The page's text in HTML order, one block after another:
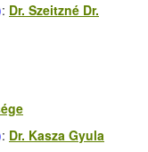
: Dr. Szeitzné Dr.
: Dr. Kasza Gyula